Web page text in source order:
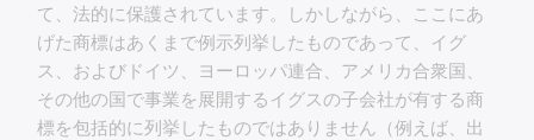
て、法的に保護されています。しかしながら、ここにあ
げた商標はあくまで例示列挙したものであって、イグ
ス、およびドイツ、ヨーロッパ連合、アメリカ合衆国、
その他の国で事業を展開するイグスの子会社が有する商
標を包括的に列挙したものではありません（例えば、出